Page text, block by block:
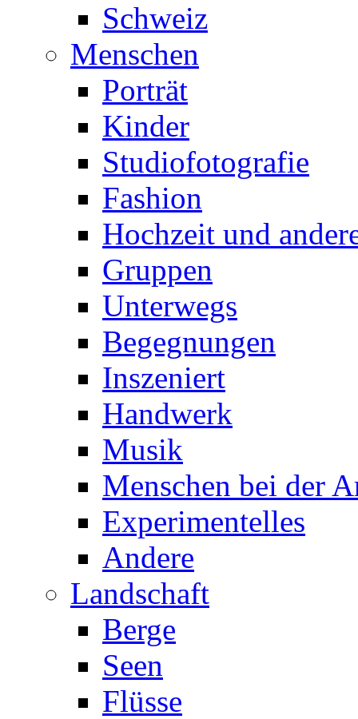
Schweiz
Menschen
Porträt
Kinder
Studiofotografie
Fashion
Hochzeit und
Gruppen
Unterwegs
Begegnungen
Inszeniert
Handwerk
Musik
Menschen bei der
Experimentelles
Andere
Landschaft
Berge
Seen
Flüsse